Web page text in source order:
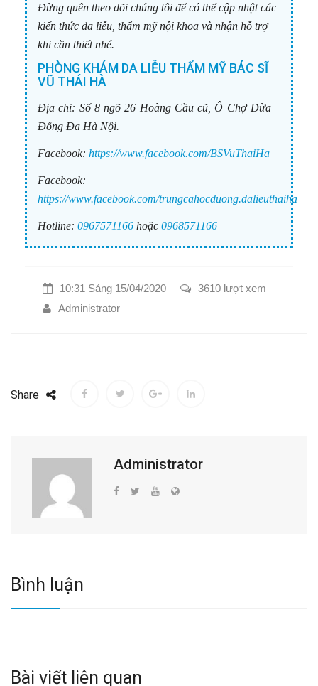
Đừng quên theo dõi chúng tôi để có thể cập nhật các
kiến thức da liễu, thẩm mỹ nội khoa và nhận hỗ trợ
khi cần thiết nhé.
PHÒNG KHÁM DA LIỄU THẨM MỸ BÁC SĨ
VŨ THÁI HÀ
Địa chỉ: Số 8 ngõ 26 Hoàng Cầu cũ, Ô Chợ Dừa –
Đống Đa Hà Nội.
Facebook: https://www.facebook.com/BSVuThaiHa
Facebook:
https://www.facebook.com/trungcahocduong.dalieuthaiha
Hotline: 0967571166 hoặc 0968571166
10:31 Sáng 15/04/2020
3610 lượt xem
Administrator
Share
Administrator
Bình luận
Bài viết liên quan